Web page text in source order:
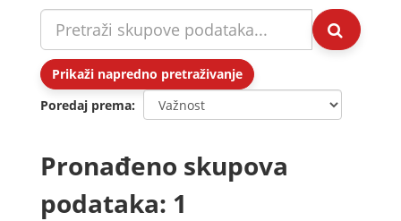
Prikaži napredno pretraživanje
Poredaj prema
Pronađeno skupova
podataka: 1